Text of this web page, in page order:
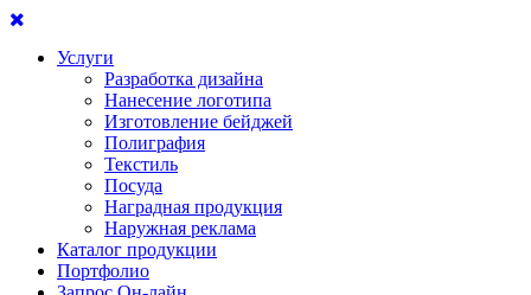
Услуги
Разработка дизайна
Нанесение логотипа
Изготовление бейджей
Полиграфия
Текстиль
Посуда
Наградная продукция
Наружная реклама
Каталог продукции
Портфолио